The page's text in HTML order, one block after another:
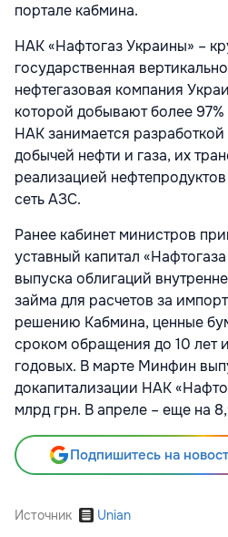
портале кабмина.
НАК «Нафтогаз Украины» –
государственная
нефтегазовая компания
которой добывают более 97%
НАК занимается
добычей нефти и газа, их
реализацией
сеть АЗС.
Ранее кабинет министров
уставный капитал
выпуска облигаций
займа для расчетов за
решению Кабмина, ценные
сроком обращения до 10 лет
годовых. В марте Минфин
докапитализации НАК
млрд грн. В апреле – еще на
Подпишитесь на
Источник Unian